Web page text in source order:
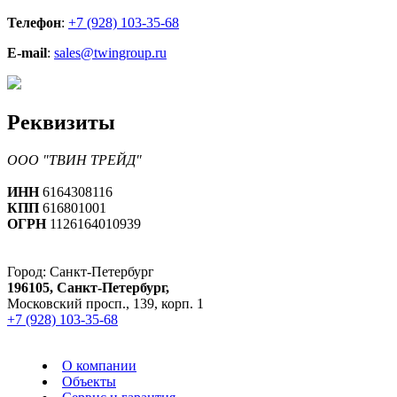
Телефон: +7 (928) 103-35-68
E-mail: sales@twingroup.ru
Реквизиты
ООО "ТВИН ТРЕЙД"
ИНН 6164308116
КПП 616801001
ОГРН 1126164010939
Город: Санкт-Петербург
196105, Санкт-Петербург,
Московский просп., 139, корп. 1
+7 (928) 103-35-68
О компании
Объекты